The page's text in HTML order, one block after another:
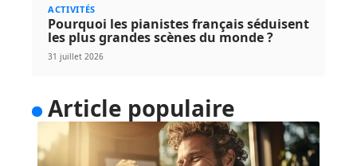
ACTIVITÉS
Pourquoi les pianistes français séduisent
les plus grandes scènes du monde ?
31 juillet 2026
Article populaire